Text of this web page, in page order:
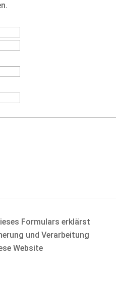
Formulars erklärst
und Verarbeitung
Website